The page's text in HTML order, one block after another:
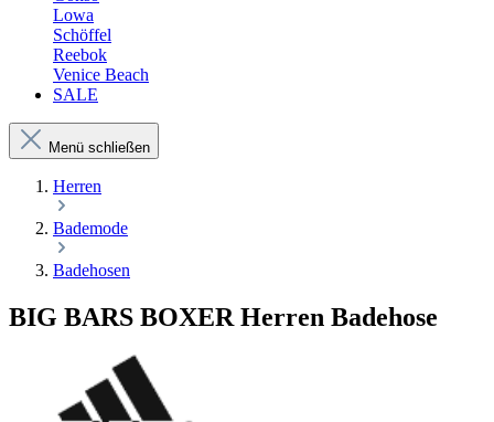
Lowa
Schöffel
Reebok
Venice Beach
SALE
Menü schließen
Herren
Bademode
Badehosen
BIG BARS BOXER Herren Badehose